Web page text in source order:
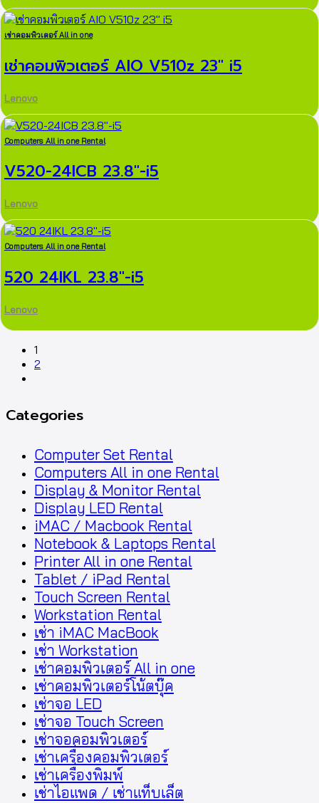
เช่าคอมพิวเตอร์ All in one
เช่าคอมพิวเตอร์ AIO V510z 23″ i5
Lenovo
Computers All in one Rental
V520-24ICB 23.8″-i5
Lenovo
Computers All in one Rental
520 24IKL 23.8″-i5
Lenovo
1
2
Categories
Computer Set Rental
Computers All in one Rental
Display & Monitor Rental
Display LED Rental
iMAC / Macbook Rental
Notebook & Laptops Rental
Printer All in one Rental
Tablet / iPad Rental
Touch Screen Rental
Workstation Rental
เช่า iMAC MacBook
เช่า Workstation
เช่าคอมพิวเตอร์ All in one
เช่าคอมพิวเตอร์โน้ตบุ๊ค
เช่าจอ LED
เช่าจอ Touch Screen
เช่าจอคอมพิวเตอร์
เช่าเครื่องคอมพิวเตอร์
เช่าเครื่องพิมพ์
เช่าไอแพด / เช่าแท็บเล็ต